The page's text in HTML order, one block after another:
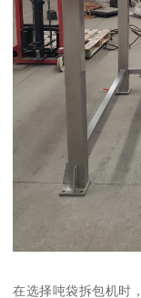
在选择吨袋拆包机时